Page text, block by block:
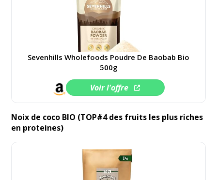
Sevenhills Wholefoods Poudre De Baobab Bio
500g
Voir l'offre
Noix de coco BIO (TOP#4 des fruits les plus riches
en proteines)